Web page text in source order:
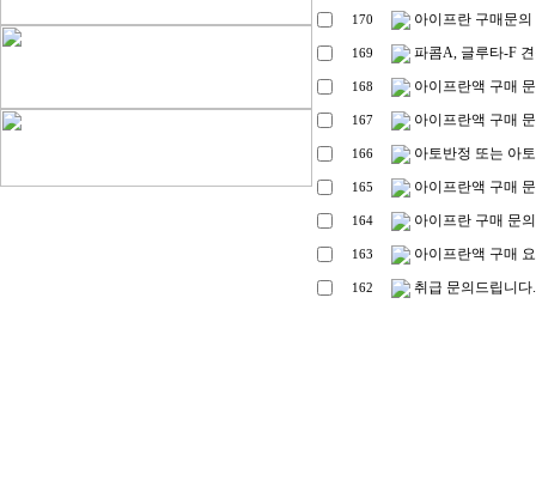
170 아이프란 구매문의
169 파콤A, 글루타-F
168 아이프란액 구매
167 아이프란액 구매
166 아토반정 또는 아
165 아이프란액 구매
164 아이프란 구매 문의
163 아이프란액 구매
162 취급 문의드립니다.